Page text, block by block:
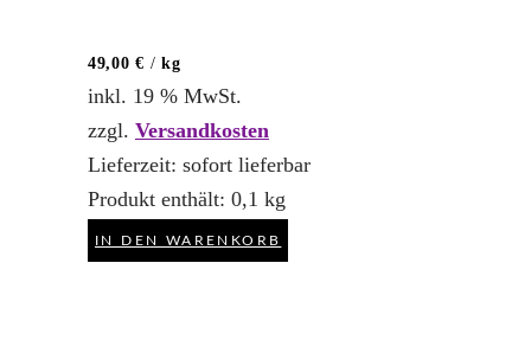
49,00€ /kg
inkl. 19 % MwSt.
zzgl. Versandkosten
Lieferzeit: sofort lieferbar
Produkt enthält: 0,1 kg
IN DEN WARENKORB